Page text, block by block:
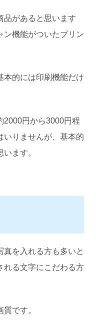
品があると思います
ン機能がついたプリン
本的には印刷機能だけ
2000円から3000円程
いりませんが、基本的
ます。
を入れる方も多いと
れる文字にこだわる方
です。